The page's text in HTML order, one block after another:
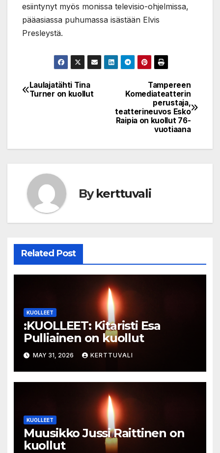
esiintynyt myös monissa televisio-ohjelmissa,
pääasiassa puhumassa isästään Elvis
Presleystä.
Post
Tampereen
Komediateatterin
perustaja,
teatterineuvos Esko
Raipia on kuollut 76-
vuotiaana
Laulajatähti Tina
Turner on kuollut
Bykerttuvali
Related Post
KUOLLEET
:KUOLLEET: Kitaristi Esa
Pulliainen on kuollut
MAY 31, 2026 KERTTUVALI
KUOLLEET
Muusikko Jussi Raittinen on
kuollut